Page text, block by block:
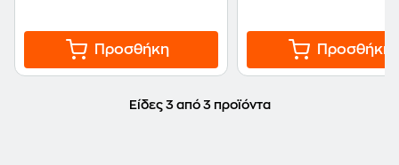
Προσθήκη Προσθήκη
Είδες 3 από 3 προϊόντα